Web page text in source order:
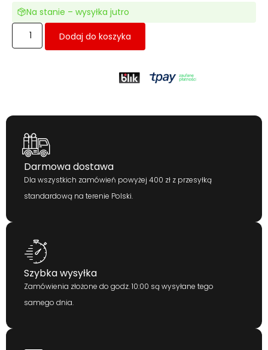
Na stanie – wysyłka jutro
Dodaj do koszyka
Darmowa dostawa
Dla wszystkich zamówień powyżej 400 zł z przesyłką
standardową na terenie Polski.
Szybka wysyłka
Zamówienia złożone do godz. 10:00 są wysyłane tego
samego dnia.